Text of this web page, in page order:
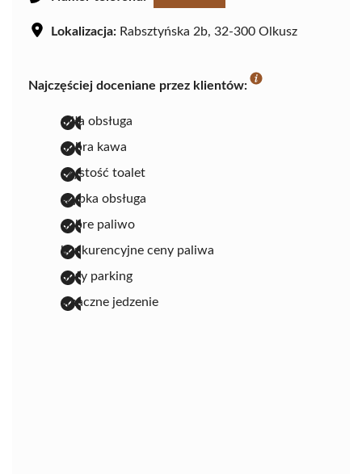
Lokalizacja: Rabsztyńska 2b, 32-300 Olkusz
Najczęściej doceniane przez klientów:
miła obsługa
dobra kawa
czystość toalet
szybka obsługa
dobre paliwo
konkurencyjne ceny paliwa
duży parking
smaczne jedzenie